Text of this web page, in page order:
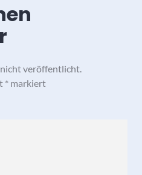
veröffentlicht.
* markiert